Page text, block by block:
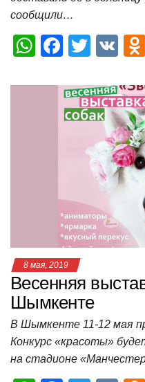
сообщили…
W
at
F
c
e
k
T
tt
er
V
8 мая, 2019
Весенняя
Шымкенте
В Шымкенте 11-12 мая
Конкурс «красоты»
на стадионе